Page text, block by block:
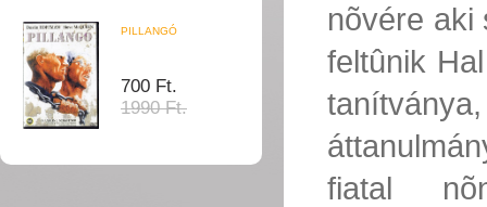
PILLANGÓ
700 Ft.
1990 Ft.
nõvére aki
feltûnik
fiatal